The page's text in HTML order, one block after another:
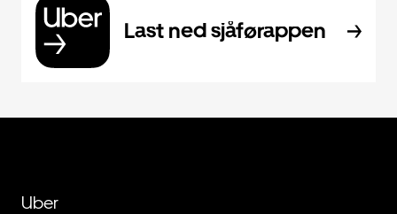
Last ned sjåførappen
Uber